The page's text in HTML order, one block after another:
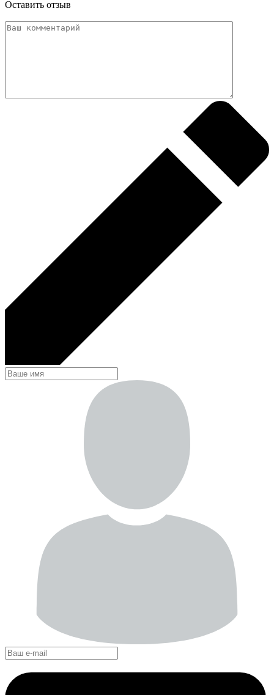
Оставить отзыв